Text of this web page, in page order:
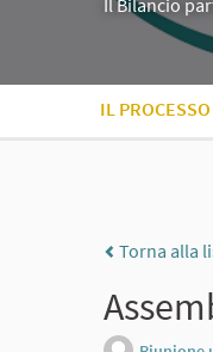
IL PROCESSO
Torna alla